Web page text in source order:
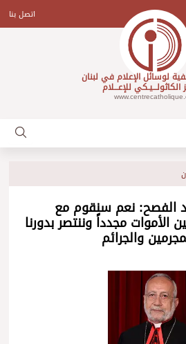
اتصل بنا
لوسائل الإعلام في لبنان
الكاثولـــيـكي للإعـــلام
الفصح: نعم سنقوم مع
الأموات مجدداً وننتصر بدورنا
والجرائم